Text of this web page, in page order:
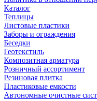
Каталог
Теплицы
Листовые пластики
Заборы и ограждения
Беседки
Геотекстиль
Композитная арматура
Розничный ассортимент
Резиновая плитка
Пластиковые емкости
Автономные очистные